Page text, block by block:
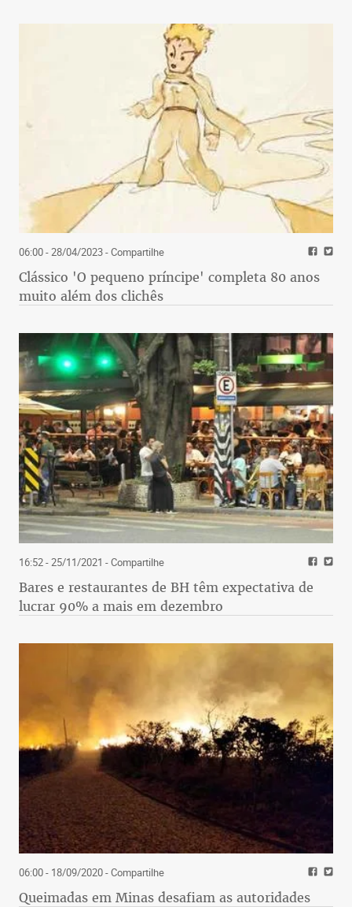
06:00 - 28/04/2023- Compartilhe
Clássico 'O pequeno príncipe' completa 80 anos
muito além dos clichês
16:52 - 25/11/2021 - Compartilhe
Bares e restaurantes de BH têm expectativa de
lucrar 90% a mais em dezembro
06:00 - 18/09/2020- Compartilhe
Queimadas em Minas desafiam as autoridades